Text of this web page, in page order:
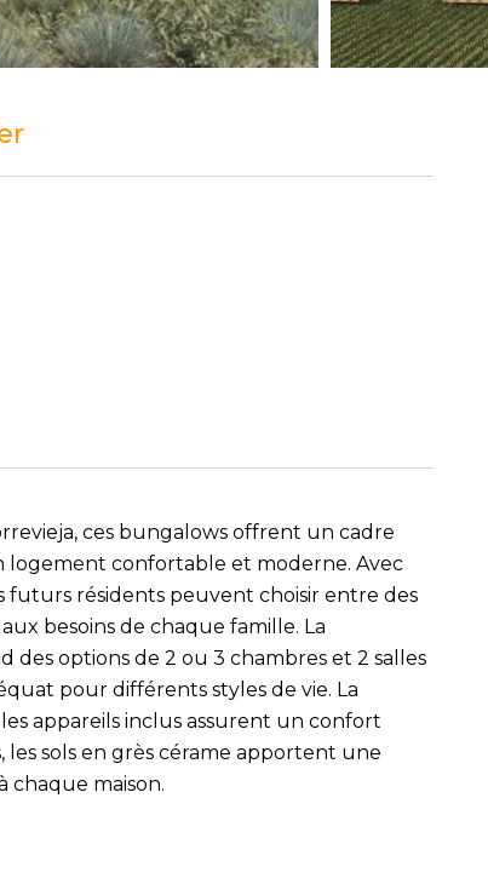
ces bungalows offrent un cadre
confortable et moderne. Avec
futurs résidents peuvent choisir entre des
besoins de chaque famille. La
options de 2 ou 3 chambres et 2 salles
pour différents styles de vie. La
appareils inclus assurent un confort
sols en grès cérame apportent une
chaque maison.